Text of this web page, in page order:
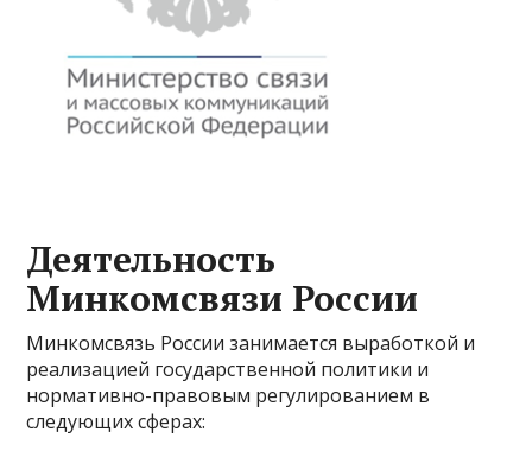
Деятельность
Минкомсвязи России
Минкомсвязь России занимается выработкой и
реализацией государственной политики и
нормативно-правовым регулированием в
следующих сферах: